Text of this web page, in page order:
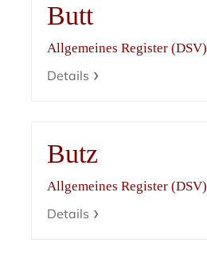
Butt
Allgemeines Register (DSV)
Details
Butz
Allgemeines Register (DSV)
Details